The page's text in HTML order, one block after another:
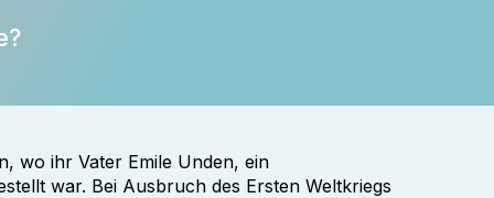
wo ihr Vater Emile Unden, ein
war. Bei Ausbruch des Ersten Weltkriegs